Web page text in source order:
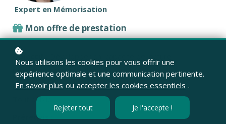
Expert en Mémorisation
Mon offre de prestation
Objectif :
Développer sa capacité de lecture
rapide avec un outil efficace
Public cible :
Tout public
Prérequis :
Nous utilisons les cookies pour vous offrir une
expérience optimale et une communication pertinente.
En savoir plus ou accepter les cookies essentiels .
Rejeter tout Je l'accepte !